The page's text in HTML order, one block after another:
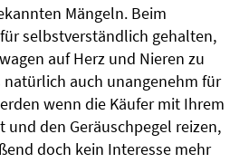
Mängeln. Beim
selbstverständlich gehalten,
auf Herz und Nieren zu
auch unangenehm für
wenn die Käufer mit Ihrem
und den Geräuschpegel reizen,
doch kein Interesse mehr